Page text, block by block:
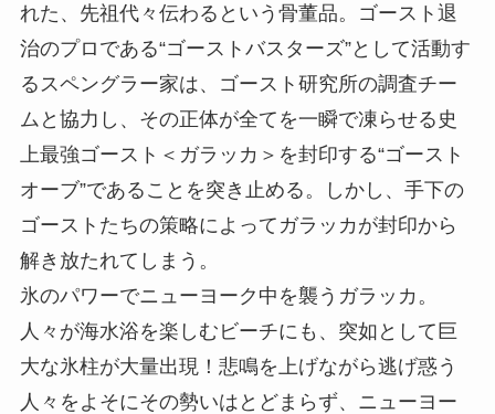
れた、先祖代々伝わるという骨董品。ゴースト退
治のプロである“ゴーストバスターズ”として活動す
るスペングラー家は、ゴースト研究所の調査チー
ムと協力し、その正体が全てを一瞬で凍らせる史
上最強ゴースト＜ガラッカ＞を封印する“ゴースト
オーブ”であることを突き止める。しかし、手下の
ゴーストたちの策略によってガラッカが封印から
解き放たれてしまう。
氷のパワーでニューヨーク中を襲うガラッカ。
人々が海水浴を楽しむビーチにも、突如として巨
大な氷柱が大量出現！悲鳴を上げながら逃げ惑う
人々をよそにその勢いはとどまらず、ニューヨー